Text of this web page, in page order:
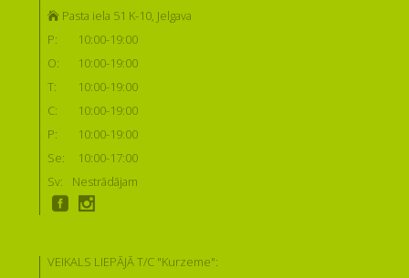
Pasta iela 51 K-10, Jelgava
P:
10:00-19:00
O:
10:00-19:00
T:
10:00-19:00
C:
10:00-19:00
P:
10:00-19:00
Se:
10:00-17:00
Sv:
Nestrādājam
VEIKALS LIEPĀJĀ T/C "Kurzeme":